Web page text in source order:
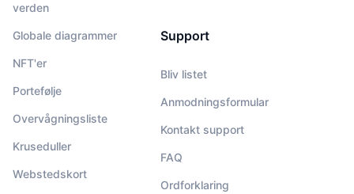
verden
Globale diagrammer
NFT'er
Portefølje
Overvågningsliste
Kruseduller
Webstedskort
Support
Bliv listet
Anmodningsformular
Kontakt support
FAQ
Ordforklaring